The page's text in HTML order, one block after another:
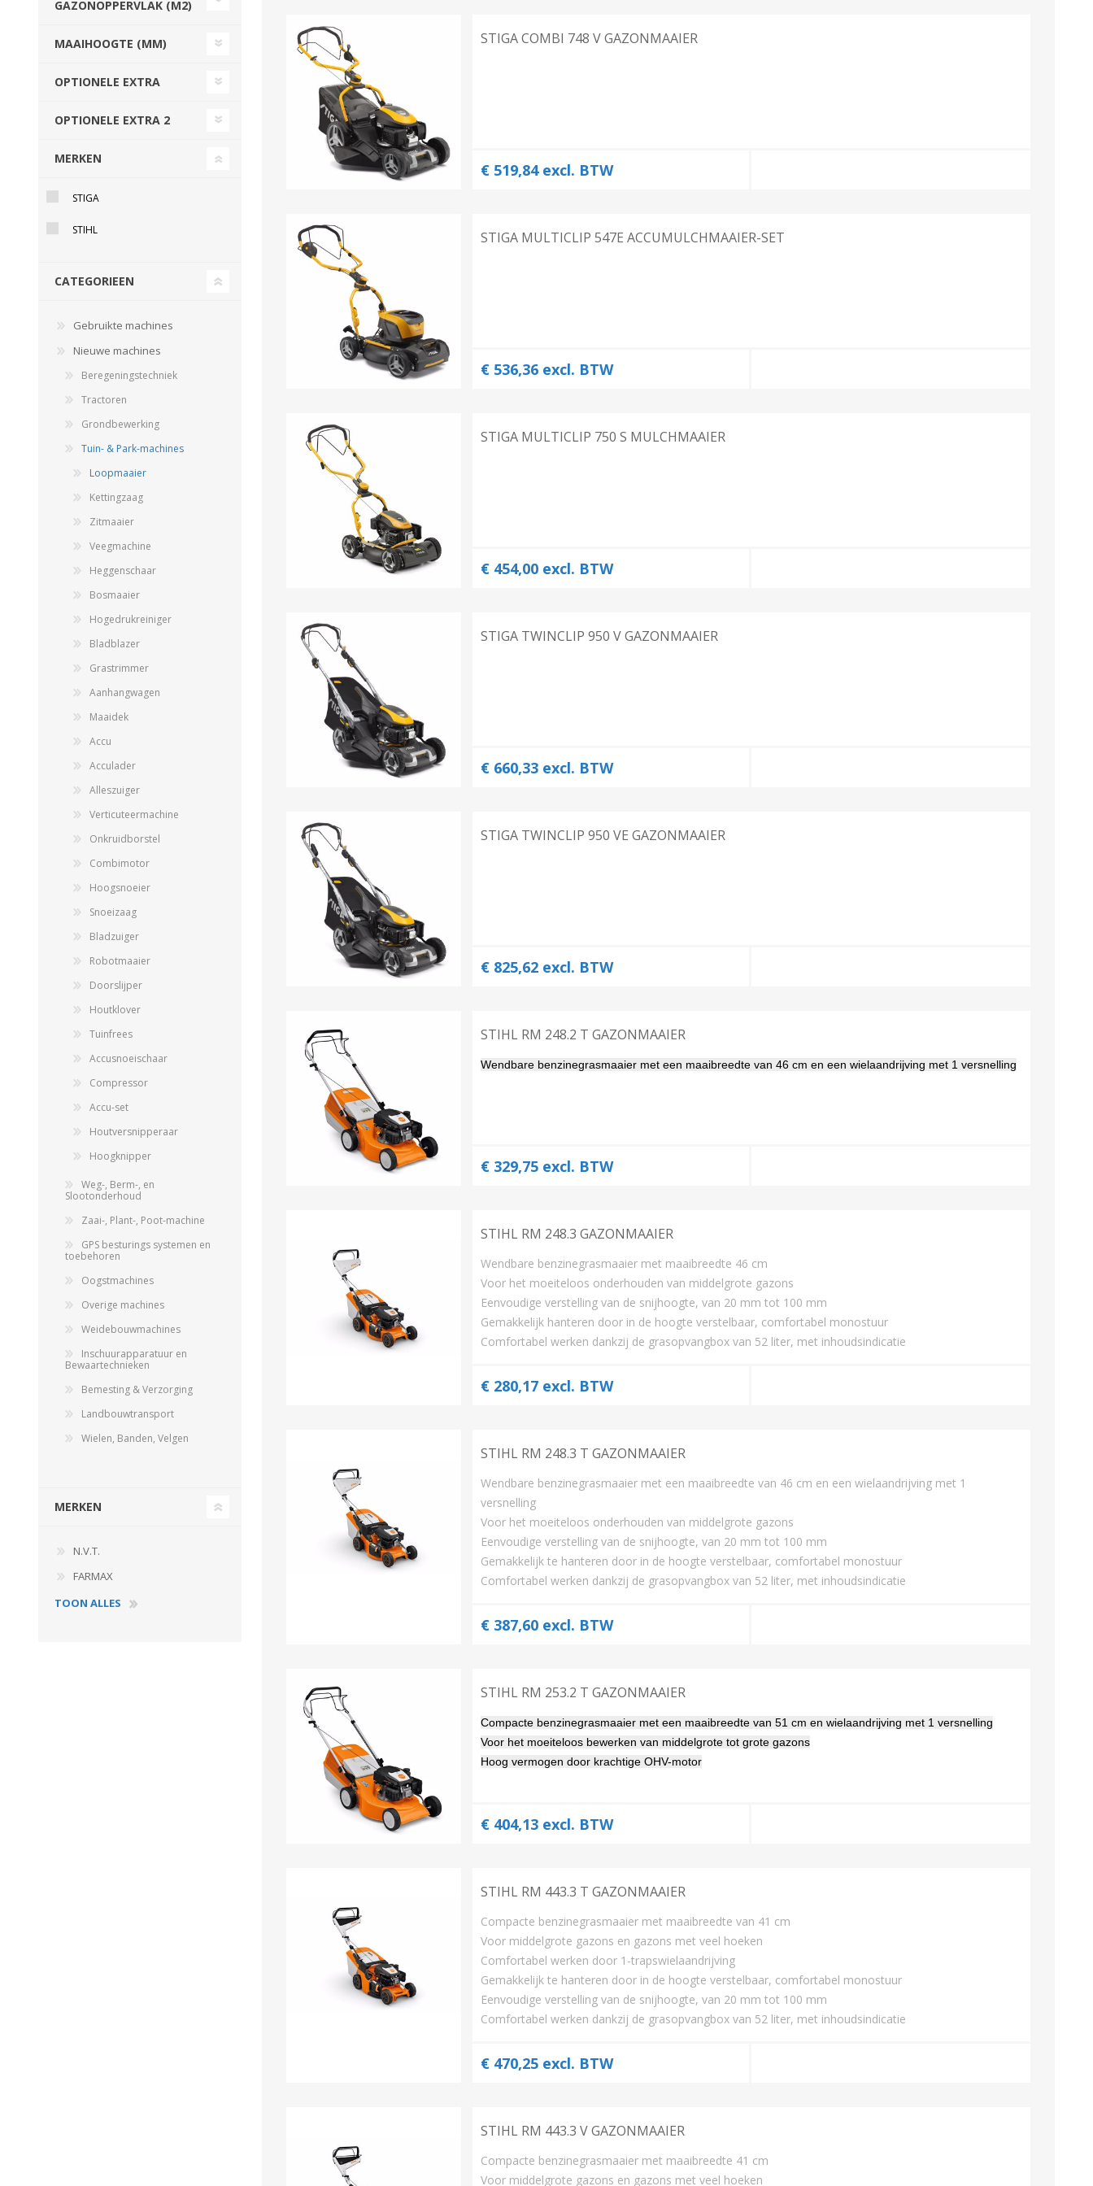
View All
TOEBEHOREN
OOGSTMACHINES
LANDBOUWTRANSPORT
Landbouwkieper
WIELEN, BANDEN,
Wielen, Banden, Velgen &
GEBOUWEN & ERF
Veegmachine
STIGA COMBI 748 V GAZONMAAIER
€ 519,84 excl. BTW
STIGA MULTICLIP 547E ACCUMULCHMAAIER-SET
€ 536,36 excl. BTW
STIGA MULTICLIP 750 S MULCHMAAIER
€ 454,00 excl. BTW
STIGA TWINCLIP 950 V GAZONMAAIER
€ 660,33 excl. BTW
STIGA TWINCLIP 950 VE GAZONMAAIER
€ 825,62 excl. BTW
STIHL RM 248.2 T GAZONMAAIER
Wendbare benzinegrasmaaier met een maaibreedte van 46 cm en een wielaandrijving met 1 versnelling
€ 329,75 excl. BTW
STIHL RM 248.3 GAZONMAAIER
Wendbare benzinegrasmaaier met maaibreedte 46 cm
Voor het moeiteloos onderhouden van middelgrote gazons
Eenvoudige verstelling van de snijhoogte, van 20 mm tot 100 mm
Gemakkelijk hanteren door in de hoogte verstelbaar, comfortabel monostuur
Comfortabel werken dankzij de grasopvangbox van 52 liter, met inhoudsindicatie
€ 280,17 excl. BTW
STIHL RM 248.3 T GAZONMAAIER
Wendbare benzinegrasmaaier met een maaibreedte van 46 cm en een wielaandrijving met 1
versnelling
Voor het moeiteloos onderhouden van middelgrote gazons
Eenvoudige verstelling van de snijhoogte, van 20 mm tot 100 mm
Gemakkelijk te hanteren door in de hoogte verstelbaar, comfortabel monostuur
Comfortabel werken dankzij de grasopvangbox van 52 liter, met inhoudsindicatie
€ 387,60 excl. BTW
STIHL RM 253.2 T GAZONMAAIER
Compacte benzinegrasmaaier met een maaibreedte van 51 cm en wielaandrijving met 1 versnelling
Voor het moeiteloos bewerken van middelgrote tot grote gazons
Hoog vermogen door krachtige OHV-motor
€ 404,13 excl. BTW
STIHL RM 443.3 T GAZONMAAIER
Compacte benzinegrasmaaier met maaibreedte van 41 cm
Voor middelgrote gazons en gazons met veel hoeken
Comfortabel werken door 1-trapswielaandrijving
Gemakkelijk te hanteren door in de hoogte verstelbaar, comfortabel monostuur
Eenvoudige verstelling van de snijhoogte, van 20 mm tot 100 mm
Comfortabel werken dankzij de grasopvangbox van 52 liter, met inhoudsindicatie
€ 470,25 excl. BTW
STIHL RM 443.3 V GAZONMAAIER
Compacte benzinegrasmaaier met maaibreedte 41 cm
Voor middelgrote gazons en gazons met veel hoeken
GAZONOPPERVLAK (M2)
MAAIHOOGTE (MM)
OPTIONELE EXTRA
OPTIONELE EXTRA 2
MERKEN
STIGA
STIHL
CATEGORIEEN
Gebruikte machines
Nieuwe machines
Beregeningstechniek
Tractoren
Grondbewerking
Tuin- & Park-machines
Loopmaaier
Kettingzaag
Zitmaaier
Veegmachine
Heggenschaar
Bosmaaier
Hogedrukreiniger
Bladblazer
Grastrimmer
Aanhangwagen
Maaidek
Accu
Acculader
Alleszuiger
Verticuteermachine
Onkruidborstel
Combimotor
Hoogsnoeier
Snoeizaag
Bladzuiger
Robotmaaier
Doorslijper
Houtklover
Tuinfrees
Accusnoeischaar
Compressor
Accu-set
Houtversnipperaar
Hoogknipper
Weg-, Berm-, en
Slootonderhoud
Zaai-, Plant-, Poot-machine
GPS besturings systemen en
toebehoren
Oogstmachines
Overige machines
Weidebouwmachines
Inschuurapparatuur en
Bewaartechnieken
Bemesting & Verzorging
Landbouwtransport
Wielen, Banden, Velgen
MERKEN
N.V.T.
FARMAX
TOON ALLES